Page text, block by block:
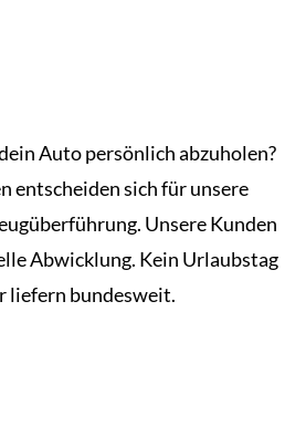
Auto persönlich abzuholen?
entscheiden sich für unsere
Unsere Kunden
Abwicklung. Kein Urlaubstag
liefern bundesweit.